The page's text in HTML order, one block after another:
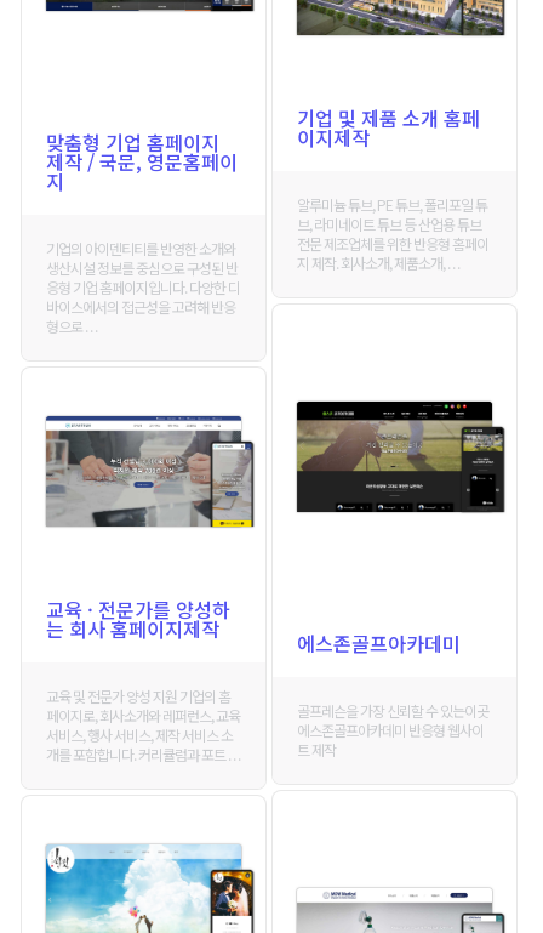
맞춤형 기업 홈페이지
제작 / 국문, 영문홈페이
지
기업의 아이덴티티를 반영한 소개와
생산시설 정보를 중심으로 구성된 반
응형 기업 홈페이지입니다. 다양한 디
바이스에서의 접근성을 고려해 반응
형으로 . . .
기업 및 제품 소개 홈페
이지제작
알루미늄 튜브, PE 튜브, 폴리포일 튜
브, 라미네이트 튜브 등 산업용 튜브
전문 제조업체를 위한 반응형 홈페이
지 제작. 회사소개, 제품소개, . . .
에스존골프아카데미
골프레슨을 가장 신뢰할 수 있는이곳
에스존골프아카데미 반응형 웹사이
트 제작
교육 · 전문가를 양성하
는 회사 홈페이지제작
교육 및 전문가 양성 지원 기업의 홈
페이지로, 회사소개와 레퍼런스, 교육
서비스, 행사 서비스, 제작 서비스 소
개를 포함합니다. 커리큘럼과 포트 . . .